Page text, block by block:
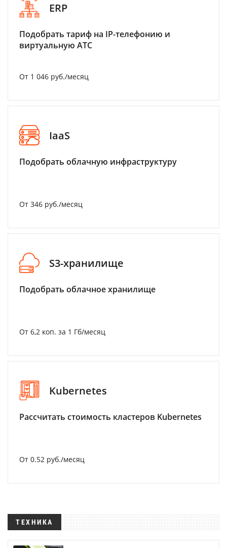
ERP
Подобрать тариф на IP-телефонию и
виртуальную АТС
От 1 046 руб./месяц
IaaS
Подобрать облачную инфраструктуру
От 346 руб./месяц
S3-хранилище
Подобрать облачное хранилище
От 6,2 коп. за 1 Гб/месяц
Kubernetes
Рассчитать стоимость кластеров Kubernetes
От 0.52 руб./месяц
ТЕХНИКА